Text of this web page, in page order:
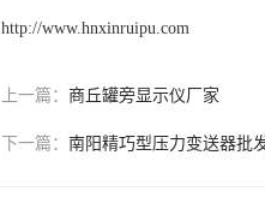
http://www.hnxinruipu.com
上一篇： 商丘罐旁显示仪厂家
下一篇： 南阳精巧型压力变送器批